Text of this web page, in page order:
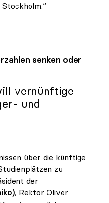
senken oder
vernünftige
und
über die künftige
zu
der
Rektor Oliver